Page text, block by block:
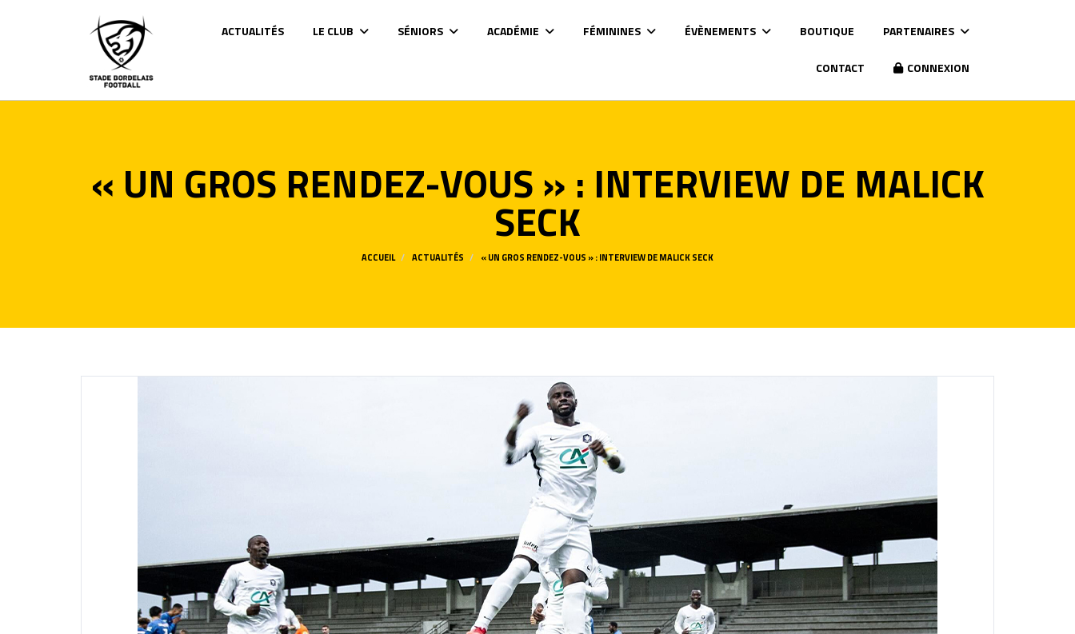
ACTUALITÉS LE CLUB SÉNIORS ACADÉMIE FÉMININES ÉVÈNEMENTS BOUTIQUE PARTENAIRES
CONTACT CONNEXION
« UN GROS RENDEZ-VOUS » : INTERVIEW DE MALICK
SECK
ACCUEIL ACTUALITÉS « UN GROS RENDEZ-VOUS » : INTERVIEW DE MALICK SECK